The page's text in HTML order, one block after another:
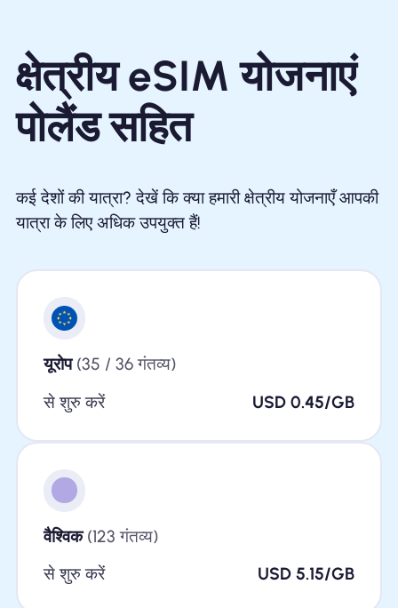
क्षेत्रीय eSIM योजनाएं
पोलैंड सहित
कई देशों की यात्रा? देखें कि क्या हमारी क्षेत्रीय योजनाएँ आपकी
यात्रा के लिए अधिक उपयुक्त हैं!
यूरोप(35 / 36 गंतव्य)
से शुरु करें
USD 0.45/GB
वैश्विक(123 गंतव्य)
से शुरु करें
USD 5.15/GB